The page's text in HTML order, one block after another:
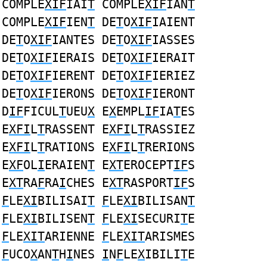
COMPLEXIFIAIT COMPLEXIFIANT
COMPLEXIFIENT DETOXIFIAIENT
DETOXIFIANTES DETOXIFIASSES
DETOXIFIERAIS DETOXIFIERAIT
DETOXIFIERENT DETOXIFIERIEZ
DETOXIFIERONS DETOXIFIERONT
DIFFICULTUEUX EXEMPLIFIATES
EXFILTRASSENT EXFILTRASSIEZ
EXFILTRATIONS EXFILTRERIONS
EXFOLIERAIENT EXTEROCEPTIFS
EXTRAFRAICHES EXTRASPORTIFS
FLEXIBILISAIT FLEXIBILISANT
FLEXIBILISENT FLEXISECURITE
FLEXITARIENNE FLEXITARISMES
FUCOXANTHINES INFLEXIBILITE